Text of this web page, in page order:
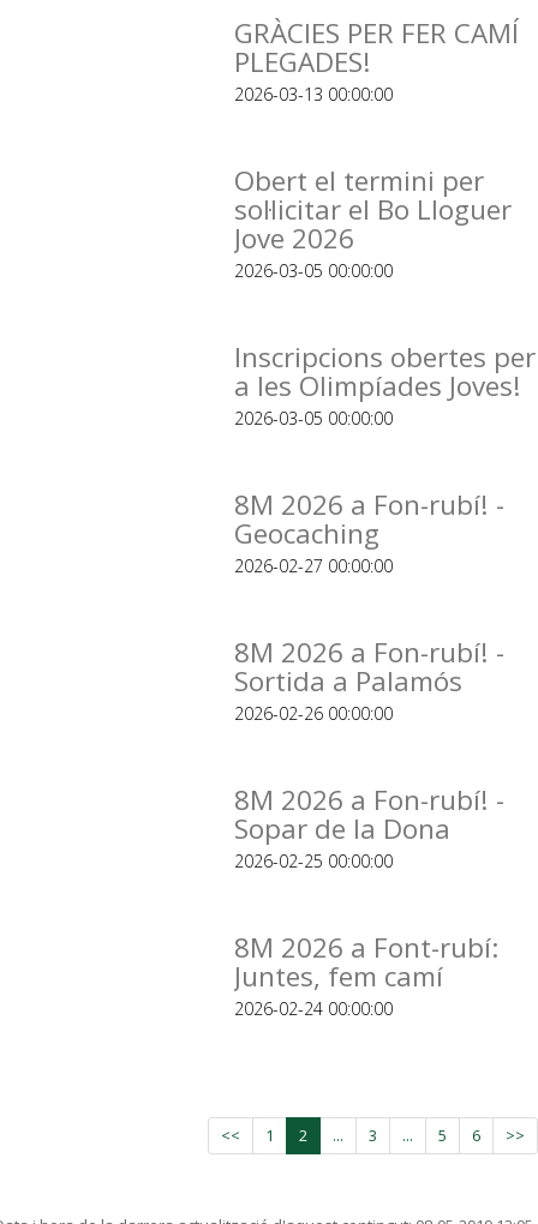
GRÀCIES PER FER CAMÍ
PLEGADES!
2026-03-13 00:00:00
Obert el termini per
sol·licitar el Bo Lloguer
Jove 2026
2026-03-05 00:00:00
Inscripcions obertes per
a les Olimpíades Joves!
2026-03-05 00:00:00
8M 2026 a Fon-rubí! -
Geocaching
2026-02-27 00:00:00
8M 2026 a Fon-rubí! -
Sortida a Palamós
2026-02-26 00:00:00
8M 2026 a Fon-rubí! -
Sopar de la Dona
2026-02-25 00:00:00
8M 2026 a Font-rubí:
Juntes, fem camí
2026-02-24 00:00:00
<< 1 2 ... 3 ... 5 6 >>